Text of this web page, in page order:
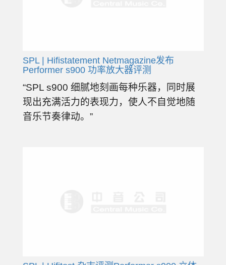
SPL | Hifistatement Netmagazine发布
Performer s900​ 功率放大器评测
“SPL s900 细腻地刻画每种乐器，同时展
现出充满活力的表现力，使人不自觉地随
音乐节奏律动。”